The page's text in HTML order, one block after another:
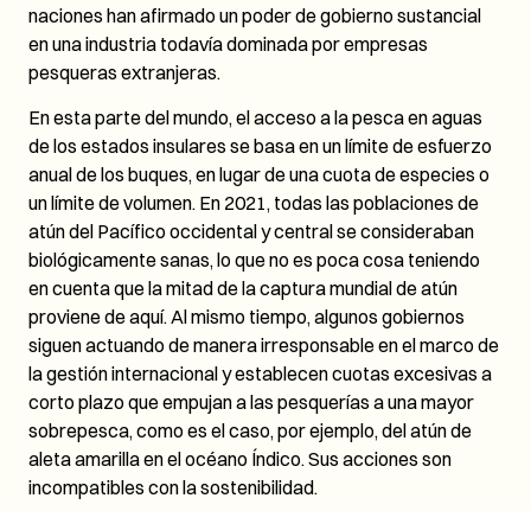
naciones han afirmado un poder de gobierno sustancial
en una industria todavía dominada por empresas
pesqueras extranjeras.
En esta parte del mundo, el acceso a la pesca en aguas
de los estados insulares se basa en un límite de esfuerzo
anual de los buques, en lugar de una cuota de especies o
un límite de volumen. En 2021, todas las poblaciones de
atún del Pacífico occidental y central se consideraban
biológicamente sanas, lo que no es poca cosa teniendo
en cuenta que la mitad de la captura mundial de atún
proviene de aquí. Al mismo tiempo, algunos gobiernos
siguen actuando de manera irresponsable en el marco de
la gestión internacional y establecen cuotas excesivas a
corto plazo que empujan a las pesquerías a una mayor
sobrepesca, como es el caso, por ejemplo, del atún de
aleta amarilla en el océano Índico. Sus acciones son
incompatibles con la sostenibilidad.